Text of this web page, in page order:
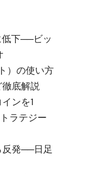
低下──ビッ
）の使い方
徹底解説
ンを1
ラテジー
反発──日足